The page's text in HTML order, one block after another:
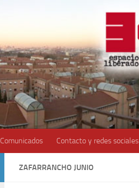
Comunicados Contacto y redes sociales
ZAFARRANCHO JUNIO